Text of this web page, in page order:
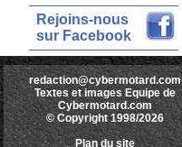
Rejoins-nous
sur Facebook
redaction@cybermotard.com
Textes et images Equipe de
Cybermotard.com
© Copyright 1998/2026
Plan du site